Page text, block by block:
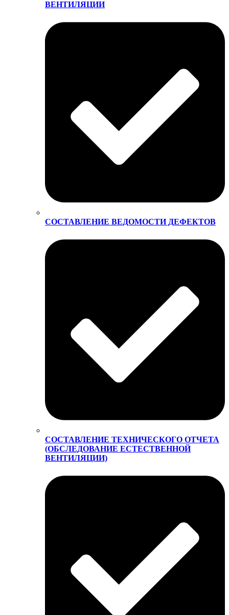
ВЕНТИЛЯЦИИ
СОСТАВЛЕНИЕ ВЕДОМОСТИ ДЕФЕКТОВ
СОСТАВЛЕНИЕ ТЕХНИЧЕСКОГО ОТЧЕТА
(ОБСЛЕДОВАНИЕ ЕСТЕСТВЕННОЙ
ВЕНТИЛЯЦИИ)